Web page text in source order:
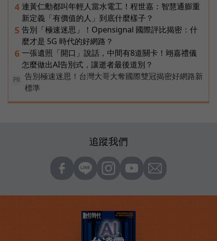
4 連黃仁勳都叫年輕人當水電工！程世嘉：智慧通膨重
新定義「有價值的人」到底什麼樣子？
5 告別「極速迷思」！Opensignal 國際評比揭密：什
麼才是 5G 時代的好網路？
6 一張遺照「開口」說話，中間有8道關卡！翊嘉禮儀
怎麼做出AI告別式，讓逝者最後道別？
PR
告別極速迷思！台灣大哥大奪國際雙冠揭密好網路新
標準
追蹤我們